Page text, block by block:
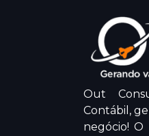
Out
Contábil,
negócio!